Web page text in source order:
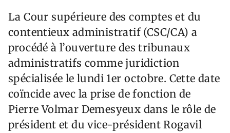
La Cour supérieure des comptes et du
contentieux administratif (CSC/CA) a
procédé à l’ouverture des tribunaux
administratifs comme juridiction
spécialisée le lundi 1er octobre. Cette date
coïncide avec la prise de fonction de
Pierre Volmar Demesyeux dans le rôle de
président et du vice-président Rogavil